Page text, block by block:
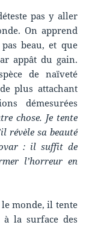
pas y aller
On apprend
beau, et que
appât du gain.
de naïveté
plus attachant
démesurées
chose. Je tente
révèle sa beauté
: il suffit de
l’horreur en
le monde, il tente
la surface des